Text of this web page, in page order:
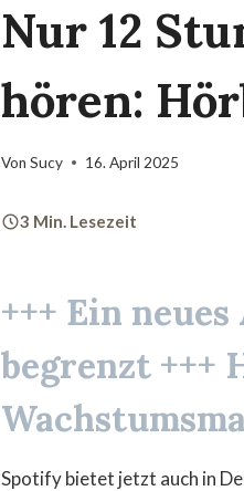
Nur 12
hören:
Von Sucy 16. April 2025
3 Min. Lesezeit
+++ Ein
begrenzt
Spotify bietet jetzt auch in